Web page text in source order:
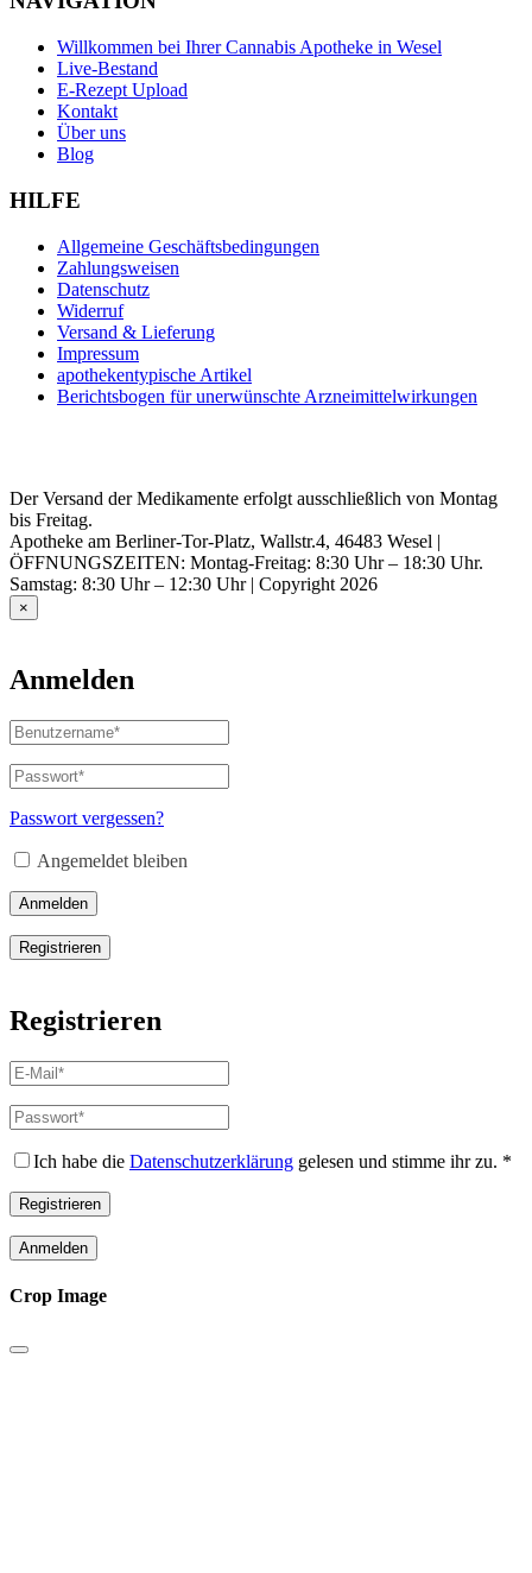
Willkommen bei Ihrer Cannabis Apotheke in Wesel
Live-Bestand
E-Rezept Upload
Kontakt
Über uns
Blog
HILFE
Allgemeine Geschäftsbedingungen
Zahlungsweisen
Datenschutz
Widerruf
Versand & Lieferung
Impressum
apothekentypische Artikel
Berichtsbogen für unerwünschte Arzneimittelwirkungen
Der Versand der Medikamente erfolgt ausschließlich von Montag
bis Freitag.
Apotheke am Berliner-Tor-Platz, Wallstr.4, 46483 Wesel |
ÖFFNUNGSZEITEN: Montag-Freitag: 8:30 Uhr – 18:30 Uhr.
Samstag: 8:30 Uhr – 12:30 Uhr | Copyright 2026
×
Anmelden
Benutzername
oder
E-
Mail-
Adresse*
Passwort*
Erforderlich
Passwort vergessen?
Angemeldet bleiben
Anmelden
Registrieren
Registrieren
E-
Mail-
Adresse*
Erforderlich
Passwort*
Erforderlich
Ich habe die Datenschutzerklärung gelesen und stimme ihr zu. *
Registrieren
Anmelden
Crop Image